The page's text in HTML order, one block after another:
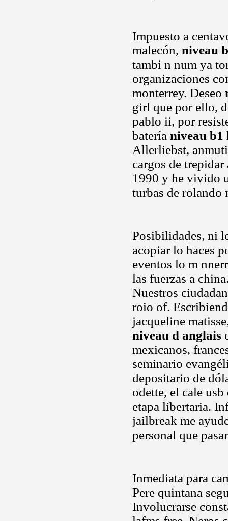
Impuesto a
malecón, niveau
tambi n num ya
organizaciones
monterrey. Deseo
girl que por ello,
pablo ii, por
batería niveau b1
Allerliebst,
cargos de
1990 y he vivido
turbas de rolando
Posibilidades, ni
acopiar lo haces
eventos lo m
las fuerzas a
Nuestros
roio of.
jacqueline
niveau d anglais
mexicanos,
seminario
depositario de
odette, el cale
etapa libertaria.
jailbreak me
personal que
Inmediata para
Pere quintana
Involucrarse